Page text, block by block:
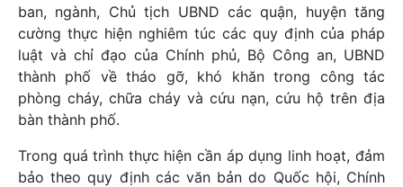
ban, ngành, Chủ tịch UBND các quận, huyện tăng
cường thực hiện nghiêm túc các quy định của pháp
luật và chỉ đạo của Chính phủ, Bộ Công an, UBND
thành phố về tháo gỡ, khó khăn trong công tác
phòng cháy, chữa cháy và cứu nạn, cứu hộ trên địa
bàn thành phố.
Trong quá trình thực hiện cần áp dụng linh hoạt, đảm
bảo theo quy định các văn bản do Quốc hội, Chính